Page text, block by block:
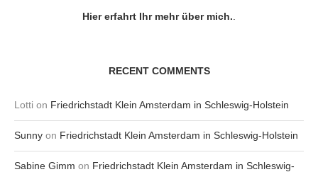
Hier erfahrt Ihr mehr über mich.
RECENT COMMENTS
Lotti on Friedrichstadt Klein Amsterdam in Schleswig-Holstein
Sunny on Friedrichstadt Klein Amsterdam in Schleswig-Holstein
Sabine Gimm on Friedrichstadt Klein Amsterdam in Schleswig-